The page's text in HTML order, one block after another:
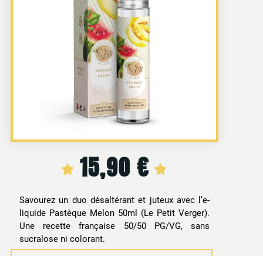
15,90€
Savourez un duo désaltérant et juteux avec l’e-
liquide Pastèque Melon 50ml (Le Petit Verger).
Une recette française 50/50 PG/VG, sans
sucralose ni colorant.